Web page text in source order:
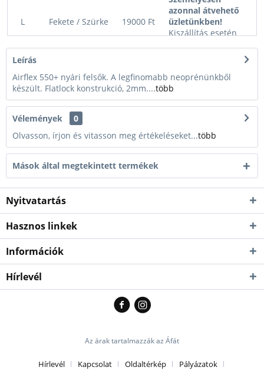
L Fekete / Szürke 19000 Ft
azonnal átvehető
üzletünkben!
Kiszállítás esetén
XL
S
Kék / Fekete 19000 Ft
Nincs raktáron
M
Kék / Fekete 19000 Ft Nincs raktáron
L Kék / Fekete 19000 Ft
azonnal átvehető
üzletünkben!
Kiszállítás esetén
Leírás
Airflex 550+ nyári felsők. A legfinomabb neoprénünkből
készült. Flatlock konstrukció, 2mm....több
Vélemények
0
Olvasson, írjon és vitasson meg értékeléseket...több
Mások által megtekintett termékek
Nyitvatartás
Hasznos linkek
Információk
Hírlevél
Az árak tartalmazzák az Áfát
Hírlevél Kapcsolat Oldaltérkép Pályázatok